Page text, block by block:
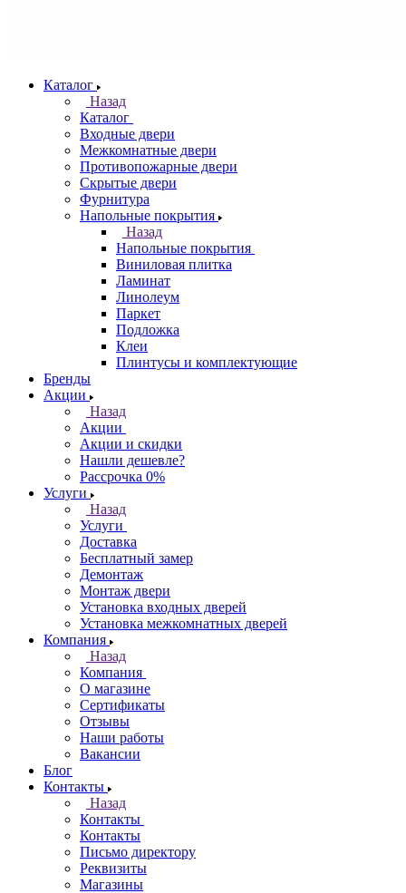
Каталог
Назад
Каталог
Входные двери
Межкомнатные двери
Противопожарные двери
Скрытые двери
Фурнитура
Напольные покрытия
Назад
Напольные покрытия
Виниловая плитка
Ламинат
Линолеум
Паркет
Подложка
Клеи
Плинтусы и комплектующие
Бренды
Акции
Назад
Акции
Акции и скидки
Нашли дешевле?
Рассрочка 0%
Услуги
Назад
Услуги
Доставка
Бесплатный замер
Демонтаж
Монтаж двери
Установка входных дверей
Установка межкомнатных дверей
Компания
Назад
Компания
О магазине
Сертификаты
Отзывы
Наши работы
Вакансии
Блог
Контакты
Назад
Контакты
Контакты
Письмо директору
Реквизиты
Магазины